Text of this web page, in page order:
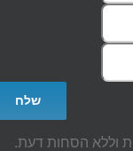
וללא הסחות דעת.